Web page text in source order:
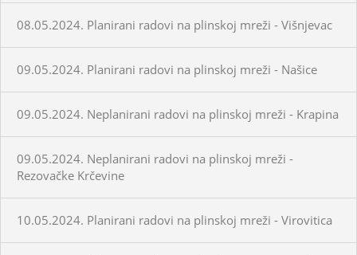
08.05.2024. Planirani radovi na plinskoj mreži - Višnjevac
09.05.2024. Planirani radovi na plinskoj mreži - Našice
09.05.2024. Neplanirani radovi na plinskoj mreži - Krapina
09.05.2024. Neplanirani radovi na plinskoj mreži -
Rezovačke Krčevine
10.05.2024. Planirani radovi na plinskoj mreži - Virovitica